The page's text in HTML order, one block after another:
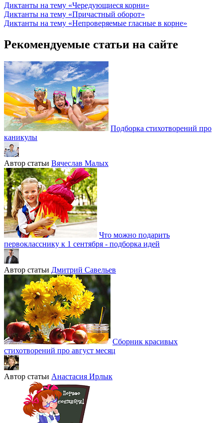
Диктанты на тему «Чередующиеся корни»
Диктанты на тему «Причастный оборот»
Диктанты на тему «Непроверяемые гласные в корне»
Рекомендуемые статьи на сайте
Подборка стихотворений про
каникулы
Автор статьи Вячеслав Малых
Что можно подарить
первокласснику к 1 сентября - подборка идей
Автор статьи Дмитрий Савельев
Сборник красивых
стихотворений про август месяц
Автор статьи Анастасия Ирлык